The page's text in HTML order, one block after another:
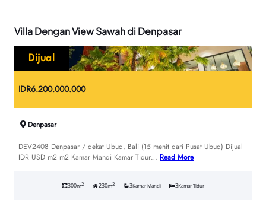
Villa Dengan View Sawah di Denpasar
Dijual
IDR6.200.000.000
Denpasar
DEV2408 Denpasar / dekat Ubud, Bali (15 menit dari Pusat Ubud) Dijual
IDR USD m2 m2 Kamar Mandi Kamar Tidur… Read More
300m2 230m2 3Kamar Mandi 3Kamar Tidur